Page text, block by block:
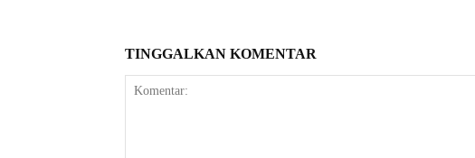
TINGGALKAN KOMENTAR